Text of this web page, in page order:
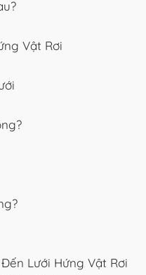
Vật Rơi
Lưới Hứng Vật Rơi